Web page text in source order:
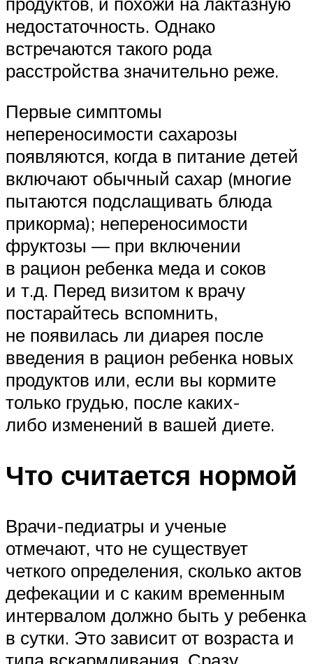
недостаточность. Однако
встречаются такого рода
расстройства значительно реже.
Первые симптомы
непереносимости сахарозы
появляются, когда в питание детей
включают обычный сахар (многие
пытаются подслащивать блюда
прикорма); непереносимости
фруктозы — при включении
в рацион ребенка меда и соков
и т.д. Перед визитом к врачу
постарайтесь вспомнить,
не появилась ли диарея после
введения в рацион ребенка новых
продуктов или, если вы кормите
только грудью, после каких-
либо изменений в вашей диете.
Что считается нормой
Врачи-педиатры и ученые
отмечают, что не существует
четкого определения, сколько актов
дефекации и с каким временным
интервалом должно быть у ребенка
в сутки. Это зависит от возраста и
типа вскармливания. Сразу